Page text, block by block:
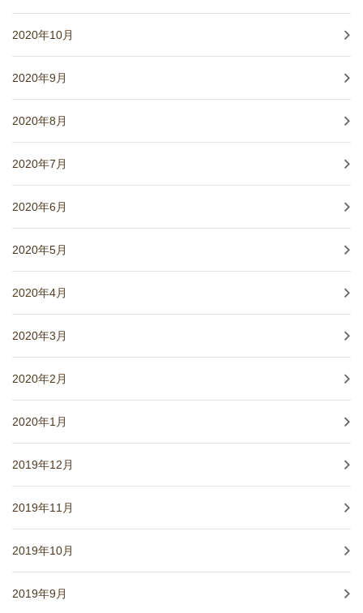
2020年10月
2020年9月
2020年8月
2020年7月
2020年6月
2020年5月
2020年4月
2020年3月
2020年2月
2020年1月
2019年12月
2019年11月
2019年10月
2019年9月